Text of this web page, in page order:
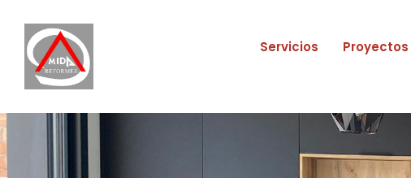
Servicios Proyectos